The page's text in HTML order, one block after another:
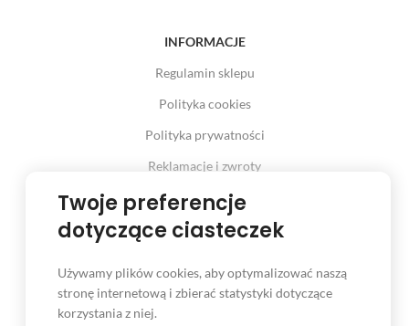
INFORMACJE
Regulamin sklepu
Polityka cookies
Polityka prywatności
Reklamacje i zwroty
Prawo odstąpienia od umowy
INFORMACJE
Twoje preferencje
dotyczące ciasteczek
Używamy plików cookies, aby optymalizować naszą
stronę internetową i zbierać statystyki dotyczące
korzystania z niej.